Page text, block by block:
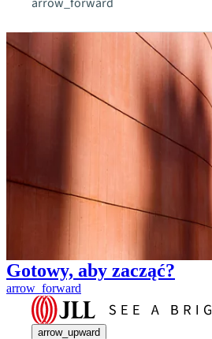
Gotowy, aby zacząć?
arrow_forward
arrow_upward